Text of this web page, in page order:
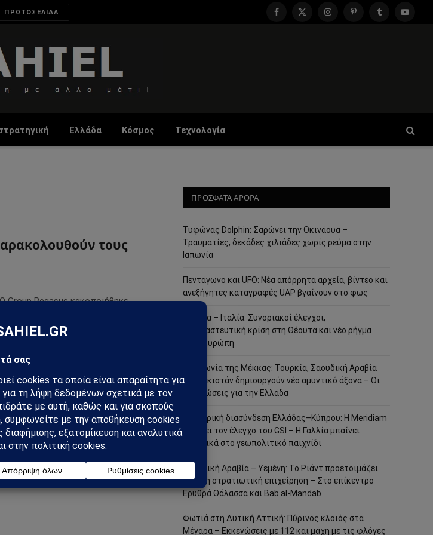
ΠΡΩΤΟΣΕΛΙΔΑ
Facebook
X
InstagramPinterestTumblr
Ελλάδα Κόσμος Τεχνολογία
τους
Group Pegasus κακοποιήθηκε
αντιπολίτευσης…
ΠΡΟΣΦΑΤΑ ΑΡΘΡΑ
Τυφώνας Dolphin: Σαρώνει την Οκινάουα –
Τραυματίες, δεκάδες χιλιάδες χωρίς ρεύμα στην
Ιαπωνία
Πεντάγωνο και UFO: Νέα απόρρητα αρχεία, βίντεο και
ανεξήγητες καταγραφές UAP βγαίνουν στο φως
Ισπανία – Ιταλία: Συνοριακοί έλεγχοι,
μεταναστευτική κρίση στη Θέουτα και νέο ρήγμα
στην Ευρώπη
Συμφωνία της Μέκκας: Τουρκία, Σαουδική Αραβία
και Πακιστάν δημιουργούν νέο αμυντικό άξονα – Οι
επιπτώσεις για την Ελλάδα
Ηλεκτρική διασύνδεση Ελλάδας–Κύπρου: Η Meridiam
παίρνει τον έλεγχο του GSI – Η Γαλλία μπαίνει
δυναμικά στο γεωπολιτικό παιχνίδι
Σαουδική Αραβία – Υεμένη: Το Ριάντ προετοιμάζει
μεγάλη στρατιωτική επιχείρηση – Στο επίκεντρο
Ερυθρά Θάλασσα και Bab al-Mandab
Φωτιά στη Δυτική Αττική: Πύρινος κλοιός στα
Μέγαρα – Εκκενώσεις με 112 και μάχη με τις φλόγες